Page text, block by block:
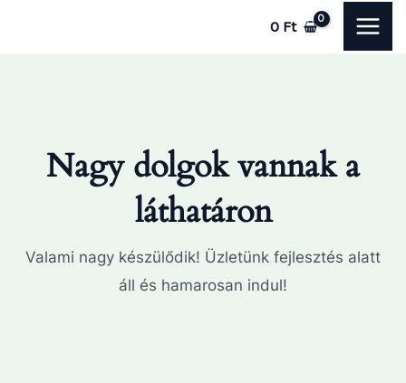
0 Ft
Nagy dolgok vannak a
láthatáron
Valami nagy készülődik! Üzletünk fejlesztés alatt
áll és hamarosan indul!